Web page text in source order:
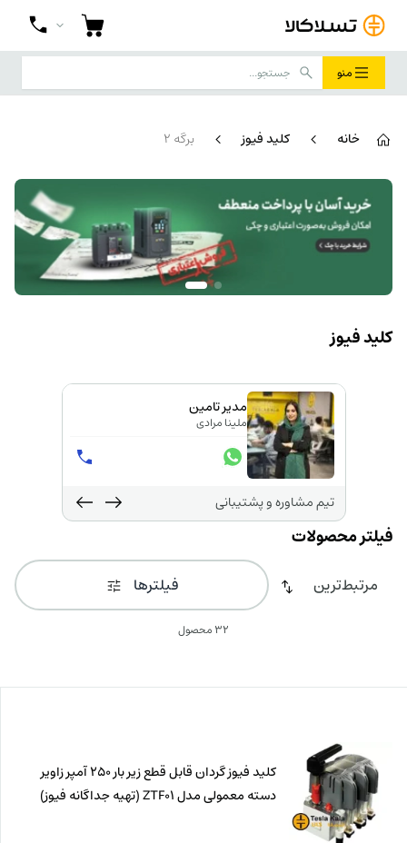
منو
خانه کلید فیوز برگه 2
کلید فیوز
32 محصول
فیلترها
کلید فیوز گردان قابل قطع زیر بار 250 آمپر زاویر
دسته معمولی مدل ZTF01 (تهیه جداگانه فیوز)
مدیر تامین
ملینا مرادی
تیم مشاوره و پشتیبانی